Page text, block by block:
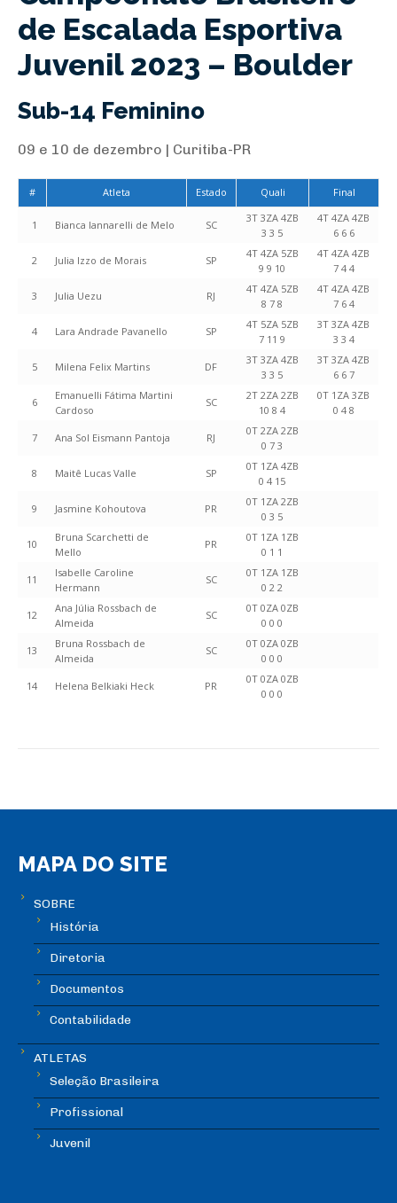
de Escalada Esportiva
Juvenil 2023 – Boulder
Sub-14 Feminino
09 e 10 de dezembro | Curitiba-PR
# Atleta Estado Quali Final
1 Bianca Iannarelli de Melo SC
3T 3ZA 4ZB
3 3 5
4T 4ZA 4ZB
6 6 6
2 Julia Izzo de Morais SP
4T 4ZA 5ZB
9 9 10
4T 4ZA 4ZB
7 4 4
3 Julia Uezu RJ
4T 4ZA 5ZB
8 7 8
4T 4ZA 4ZB
7 6 4
4 Lara Andrade Pavanello SP
4T 5ZA 5ZB
7 11 9
3T 3ZA 4ZB
3 3 4
5 Milena Felix Martins DF
3T 3ZA 4ZB
3 3 5
3T 3ZA 4ZB
6 6 7
6
Emanuelli Fátima Martini
Cardoso
SC
2T 2ZA 2ZB
10 8 4
0T 1ZA 3ZB
0 4 8
7 Ana Sol Eismann Pantoja RJ
0T 2ZA 2ZB
0 7 3
8 Maitê Lucas Valle SP
0T 1ZA 4ZB
0 4 15
9 Jasmine Kohoutova PR
0T 1ZA 2ZB
0 3 5
10
Bruna Scarchetti de
Mello
PR
0T 1ZA 1ZB
0 1 1
11
Isabelle Caroline
Hermann
SC
0T 1ZA 1ZB
0 2 2
12
Ana Júlia Rossbach de
Almeida
SC
0T 0ZA 0ZB
0 0 0
13
Bruna Rossbach de
Almeida
SC
0T 0ZA 0ZB
0 0 0
14 Helena Belkiaki Heck PR
0T 0ZA 0ZB
0 0 0
MAPA DO SITE
SOBRE
História
Diretoria
Documentos
Contabilidade
ATLETAS
Seleção Brasileira
Profissional
Juvenil